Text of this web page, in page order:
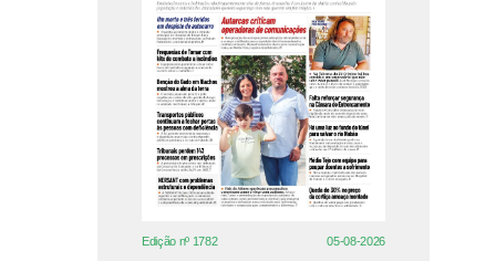
Edição nº 1782 05-08-2026